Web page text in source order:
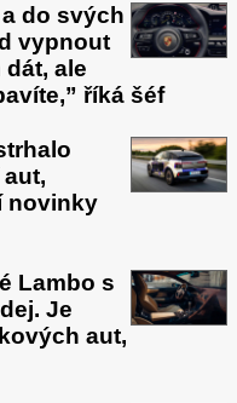
do svých
vypnout
dát, ale
říká šéf
novinky
Lambo s
Je
aut,